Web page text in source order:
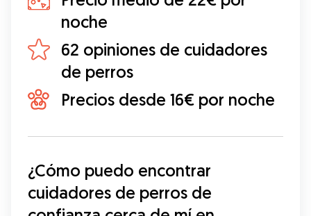
noche
62 opiniones de cuidadores
de perros
Precios desde 16€ por noche
¿Cómo puedo encontrar
cuidadores de perros de